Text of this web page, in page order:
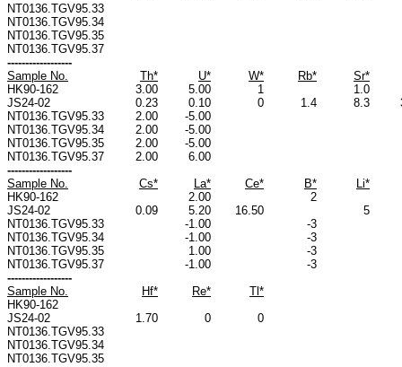
NT0136.TGV95.33
NT0136.TGV95.34
NT0136.TGV95.35
NT0136.TGV95.37
------------------
Sample No.
Th* U* W* Rb*
Sr*
HK90-162
3.00 5.00 1
1.0
JS24-02
0.23 0.10 0 1.4 8.3
NT0136.TGV95.33
2.00
-5.00
NT0136.TGV95.34
2.00
-5.00
NT0136.TGV95.35
2.00
-5.00
NT0136.TGV95.37
2.00
6.00
------------------
Sample No.
Cs* La* Ce* B*
Li*
HK90-162
2.00
2
JS24-02
0.09 5.20 16.50
5
NT0136.TGV95.33
-1.00
-3
NT0136.TGV95.34
-1.00
-3
NT0136.TGV95.35
1.00
-3
NT0136.TGV95.37
-1.00
-3
------------------
Sample No.
Hf* Re*
Tl*
HK90-162
JS24-02
1.70 0
0
NT0136.TGV95.33
NT0136.TGV95.34
NT0136.TGV95.35